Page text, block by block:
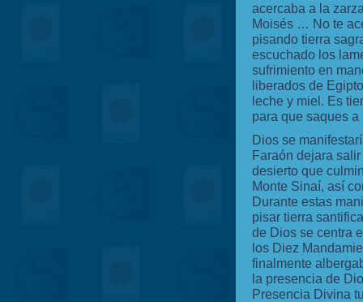
acercaba a la
Moisés … No te
pisando tierra
escuchado los
sufrimiento en
liberados de
leche y miel. Es
para que saques
Dios se
Faraón dejara
desierto que
Monte Sinaí, así
Durante estas
pisar tierra
de Dios se centra
los Diez
finalmente
la presencia de
Presencia Divina